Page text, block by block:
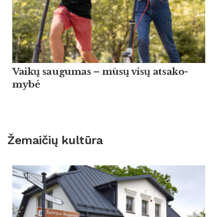
Vaikų sau­gu­mas – mūsų visų at­sa­ko­
mybė
Žemaičių kultūra